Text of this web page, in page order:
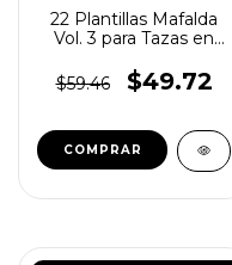
22 Plantillas Mafalda
Vol. 3 para Tazas en
$59.46
$49.72